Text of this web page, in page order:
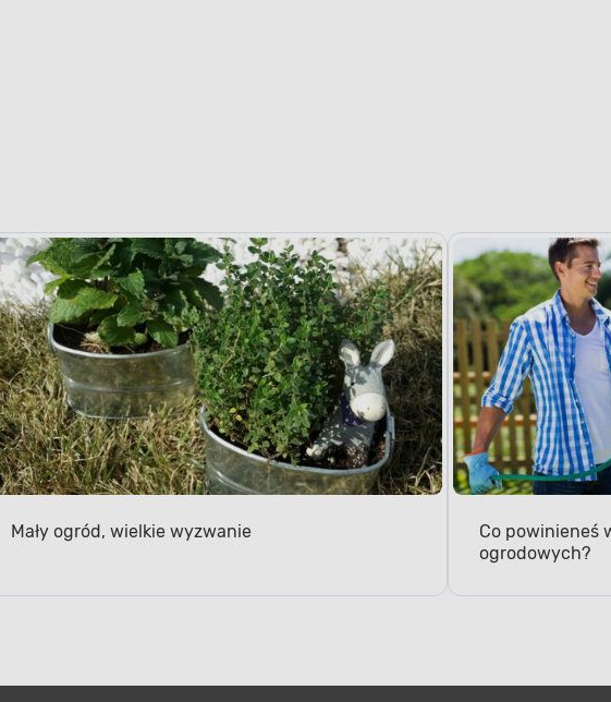
Mały ogród, wielkie wyzwanie
Co powinieneś
ogrodowych?